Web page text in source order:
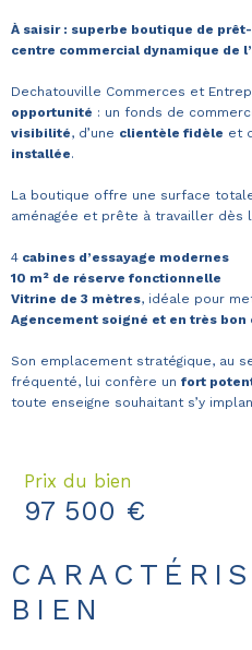
À saisir : superbe boutique de
centre commercial dynamique de
Dechatouville Commerces et
opportunité : un fonds de
visibilité, d’une clientèle fidèle et
installée.
La boutique offre une surface
aménagée et prête à travailler dès
4 cabines d’essayage modernes
10 m² de réserve fonctionnelle
Vitrine de 3 mètres, idéale pour
Agencement soigné et en très bon
Son emplacement stratégique, au
fréquenté, lui confère un fort
toute enseigne souhaitant s’y
Prix du bien
97 500 €
BIEN